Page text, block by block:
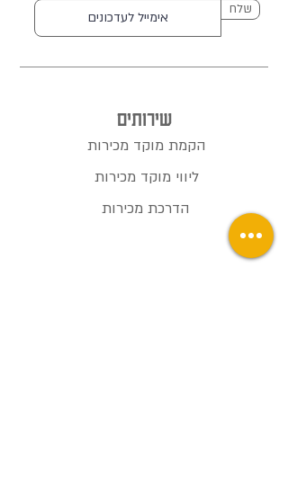
שלח
שירותים
הקמת מוקד מכירות
ליווי מוקד מכירות
הדרכת מכירות